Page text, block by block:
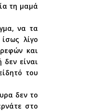
τη μαμά
να τα
λίγο
και
είναι
του
δεν το
στο